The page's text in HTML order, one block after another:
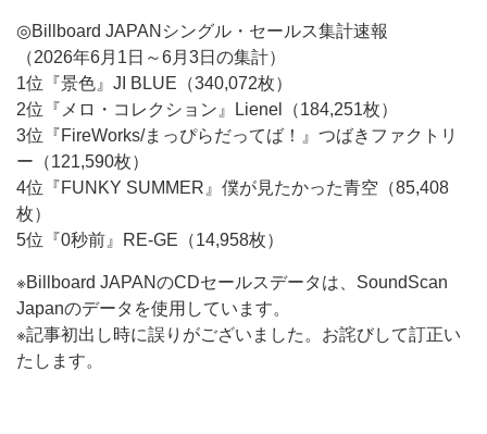
◎Billboard JAPANシングル・セールス集計速報
（2026年6月1日～6月3日の集計）
1位『景色』JI BLUE（340,072枚）
2位『メロ・コレクション』Lienel（184,251枚）
3位『FireWorks/まっぴらだってば！』つばきファクトリ
ー（121,590枚）
4位『FUNKY SUMMER』僕が見たかった青空（85,408
枚）
5位『0秒前』RE-GE（14,958枚）
※Billboard JAPANのCDセールスデータは、SoundScan
Japanのデータを使用しています。
※記事初出し時に誤りがございました。お詫びして訂正い
たします。